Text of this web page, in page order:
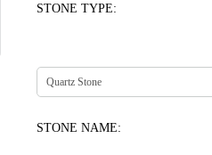
STONE TYPE:
STONE NAME: